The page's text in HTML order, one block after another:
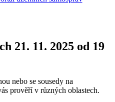
21. 11. 2025 od 19
nebo se sousedy na
prověří v různých oblastech.